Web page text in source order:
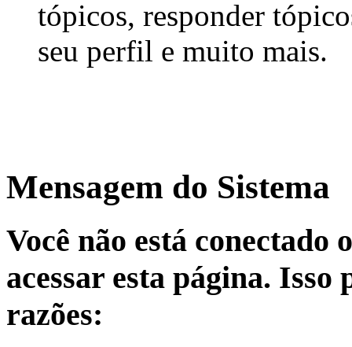
tópicos, responder
seu perfil e muito mais.
Mensagem do Sistema
Você não está conectado
acessar esta página.
razões: